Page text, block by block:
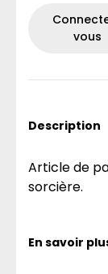
vous
Description
Article de
sorcière.
En savoir